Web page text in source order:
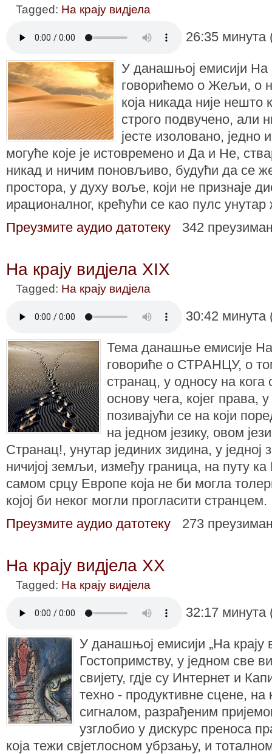
Tagged: На крају видјела
26:35
У данашњој емисији На
говорићемо о Жељи, о
која никада није нешто
строго подвучено, али
јесте изоловано, једно
могуће које је истовремено и Да и Не,
никад и ничим поновљиво, будући да се
простора, у духу воље, који не признаје
ирационалног, крећући се као пулс
Преузмите аудио датотеку
342
На крају видјела XIX
Tagged: На крају видјела
30:42
Тема данашње емисије На
говориће о СТРАНЦУ, о
странац, у односу на кога
основу чега, којег права,
позивајући се на који
на једном језику, овом
Странац!, унутар јединих зидина, у једној
ничијој земљи, између граница, на путу
самом срцу Европе која не би могла
којој би неког могли прогласити странцем.
Преузмите аудио датотеку
273
На крају видјела XX
Tagged: На крају видјела
32:17
У данашњој емисији „На крају
Гостопримству, у једном све
свијету, гдје су Интернет и
техно - продуктивне сцене, на
сигналом, разрађеним
узглобио у дискурс преноса
која тежи свјетлосном убрзању, и